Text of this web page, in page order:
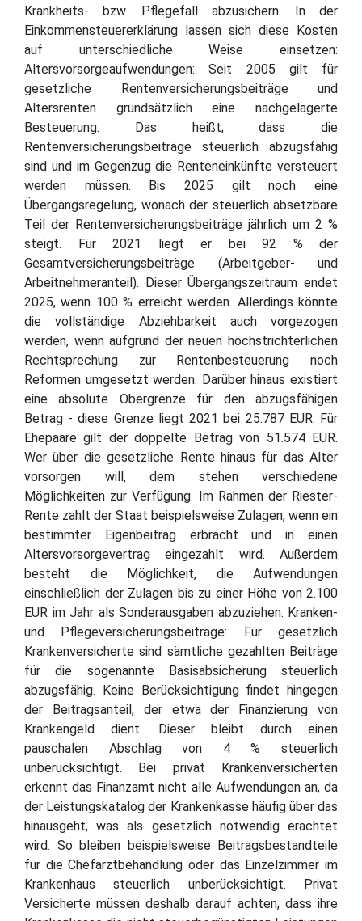
Krankheits- bzw. Pflegefall abzusichern. In der
Einkommensteuererklärung lassen sich diese Kosten
auf unterschiedliche Weise einsetzen:
Altersvorsorgeaufwendungen: Seit 2005 gilt für
gesetzliche Rentenversicherungsbeiträge und
Altersrenten grundsätzlich eine nachgelagerte
Besteuerung. Das heißt, dass die
Rentenversicherungsbeiträge steuerlich abzugsfähig
sind und im Gegenzug die Renteneinkünfte versteuert
werden müssen. Bis 2025 gilt noch eine
Übergangsregelung, wonach der steuerlich absetzbare
Teil der Rentenversicherungsbeiträge jährlich um 2 %
steigt. Für 2021 liegt er bei 92 % der
Gesamtversicherungsbeiträge (Arbeitgeber- und
Arbeitnehmeranteil). Dieser Übergangszeitraum endet
2025, wenn 100 % erreicht werden. Allerdings könnte
die vollständige Abziehbarkeit auch vorgezogen
werden, wenn aufgrund der neuen höchstrichterlichen
Rechtsprechung zur Rentenbesteuerung noch
Reformen umgesetzt werden. Darüber hinaus existiert
eine absolute Obergrenze für den abzugsfähigen
Betrag - diese Grenze liegt 2021 bei 25.787 EUR. Für
Ehepaare gilt der doppelte Betrag von 51.574 EUR.
Wer über die gesetzliche Rente hinaus für das Alter
vorsorgen will, dem stehen verschiedene
Möglichkeiten zur Verfügung. Im Rahmen der Riester-
Rente zahlt der Staat beispielsweise Zulagen, wenn ein
bestimmter Eigenbeitrag erbracht und in einen
Altersvorsorgevertrag eingezahlt wird. Außerdem
besteht die Möglichkeit, die Aufwendungen
einschließlich der Zulagen bis zu einer Höhe von 2.100
EUR im Jahr als Sonderausgaben abzuziehen. Kranken-
und Pflegeversicherungsbeiträge: Für gesetzlich
Krankenversicherte sind sämtliche gezahlten Beiträge
für die sogenannte Basisabsicherung steuerlich
abzugsfähig. Keine Berücksichtigung findet hingegen
der Beitragsanteil, der etwa der Finanzierung von
Krankengeld dient. Dieser bleibt durch einen
pauschalen Abschlag von 4 % steuerlich
unberücksichtigt. Bei privat Krankenversicherten
erkennt das Finanzamt nicht alle Aufwendungen an, da
der Leistungskatalog der Krankenkasse häufig über das
hinausgeht, was als gesetzlich notwendig erachtet
wird. So bleiben beispielsweise Beitragsbestandteile
für die Chefarztbehandlung oder das Einzelzimmer im
Krankenhaus steuerlich unberücksichtigt. Privat
Versicherte müssen deshalb darauf achten, dass ihre